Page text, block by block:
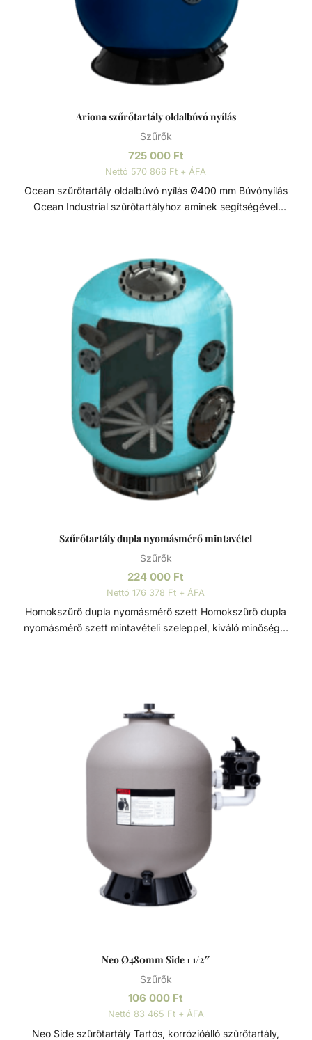
Ariona szűrőtartály oldalbúvó nyílás
Szűrők
725 000 Ft
Nettó 570 866 Ft + ÁFA
Ocean szűrőtartály oldalbúvó nyílás Ø400 mm Búvónyílás
Ocean Industrial szűrőtartályhoz aminek segítségével
fenn tartani. Az álló vízben, melyet süt a nap, könnyedén
elszaporodhatnak az algák és más szennyeződések,
melyek nem csak a látványt rontják, de a fürdőzők
egészségére is veszélyesek lehetnek. A szűrőtartály a
vízforgató készülék segítségével az egészen finom
szennyeződéseket is kiszűrhetik a vízből, amelyek így
fennakadnak a szűrőközegen.
Szűrőtartály dupla nyomásmérő mintavétel
Szűrők
224 000 Ft
Nettó 176 378 Ft + ÁFA
Homokszűrő dupla nyomásmérő szett Homokszűrő dupla
nyomásmérő szett mintavételi szeleppel, kiváló minőségű,
szennyeződések, melyek nem csak a látványt rontják, de a
fürdőzők egészségére is veszélyesek lehetnek. A
szűrőtartály a vízforgató készülék segítségével az egészen
finom szennyeződéseket is kiszűrhetik a vízből, amelyek
így fennakadnak a szűrőközegen.
Neo Ø480mm Side 1 1/2″
Szűrők
106 000 Ft
Nettó 83 465 Ft + ÁFA
Neo Side szűrőtartály Tartós, korrózióálló szűrőtartály,